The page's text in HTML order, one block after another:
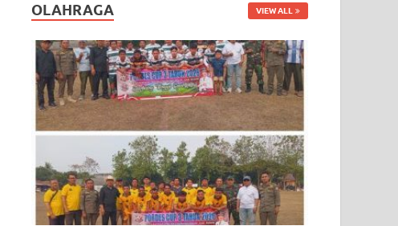
OLAHRAGA VIEW ALL